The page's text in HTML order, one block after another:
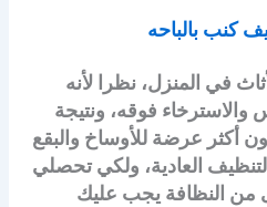
كنب بالباحه
في المنزل، نظرا لأنه
فوقه، ونتيجة
أكثر عرضة للأوساخ والبقع
العادية، ولكي تحصلي
النظافة يجب عليك